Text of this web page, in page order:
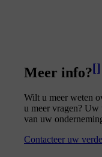
Meer info?[]
Wilt u meer weten
u meer vragen? Uw
van uw
Contacteer uw